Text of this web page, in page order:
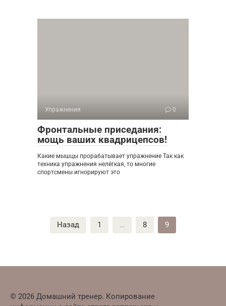
Упражнения 0
Фронтальные приседания:
мощь ваших квадрицепсов!
Какие мышцы прорабатывает упражнение Так как
техника упражнения нелёгкая, то многие
спортсмены игнорируют это
Назад 1 … 8 9
© 2026 Домашний тренер. Копирование